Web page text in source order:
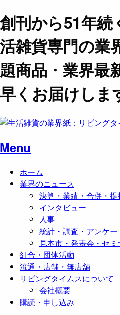
創刊から51年続
活雑貨専門の業
題商品・業界最
早くお届けしま
Menu
ホーム
業界のニュース
決算・業績・合併・提
インタビュー
人事
統計・調査・アンケー
見本市・発表会・セ
組合・団体活動
流通・店舗・無店舗
リビングタイムスについて
会社概要
購読・申し込み